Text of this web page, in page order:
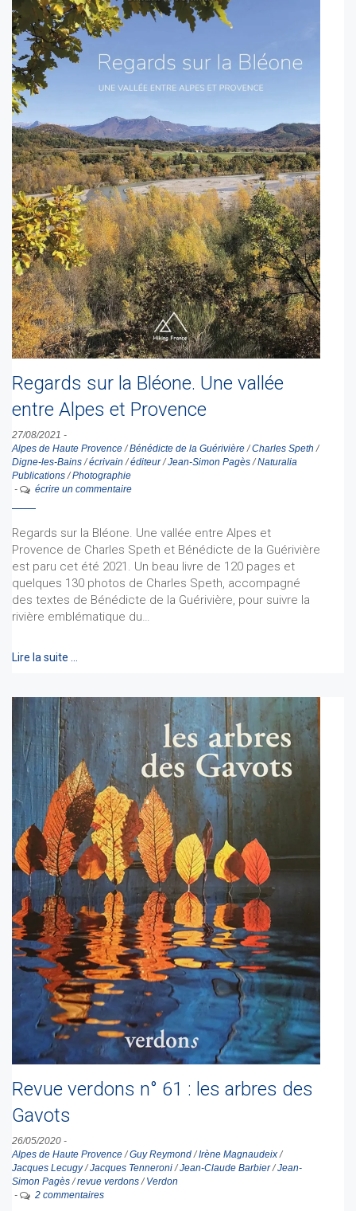
Regards sur la Bléone. Une vallée
entre Alpes et Provence
27/08/2021 -
Alpes de Haute Provence/Bénédicte de la Guérivière/Charles Speth /
Digne-les-Bains/écrivain /éditeur/Jean-Simon Pagès/Naturalia
Publications/Photographie
-
écrire un commentaire
Regards sur la Bléone. Une vallée entre Alpes et
Provence de Charles Speth et Bénédicte de la Guérivière
est paru cet été 2021. Un beau livre de 120 pages et
quelques 130 photos de Charles Speth, accompagné
des textes de Bénédicte de la Guérivière, pour suivre la
rivière emblématique du…
Lire la suite …
Revue verdons n° 61 : les arbres des
Gavots
26/05/2020 -
Alpes de Haute Provence/Guy Reymond/Irène Magnaudeix/
Jacques Lecugy/Jacques Tenneroni/Jean-Claude Barbier/Jean-
Simon Pagès/revue verdons/ Verdon
-
2 commentaires